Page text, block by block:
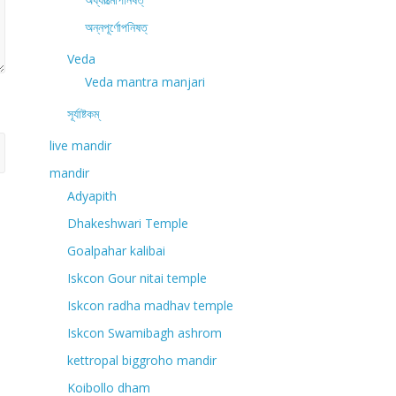
অন্নপূর্ণোপনিষত্
Veda
Veda mantra manjari
সূর্যাষ্টকম্
live mandir
mandir
Adyapith
Dhakeshwari Temple
Goalpahar kalibai
Iskcon Gour nitai temple
Iskcon radha madhav temple
Iskcon Swamibagh ashrom
kettropal biggroho mandir
Koibollo dham